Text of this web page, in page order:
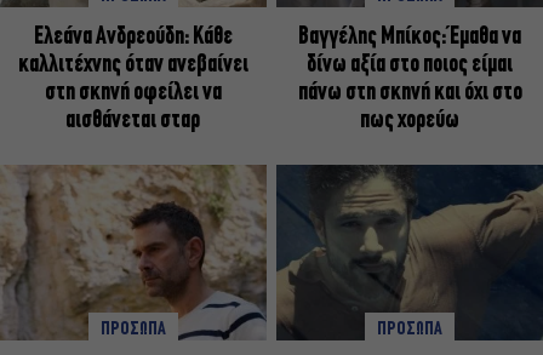
Ελεάνα Ανδρεούδη: Κάθε
καλλιτέχνης όταν ανεβαίνει
στη σκηνή οφείλει να
αισθάνεται σταρ
Βαγγέλης Μπίκος: Έμαθα να
δίνω αξία στο ποιος είμαι
πάνω στη σκηνή και όχι στο
πως χορεύω
ΠΡΟΣΩΠΑ ΠΡΟΣΩΠΑ